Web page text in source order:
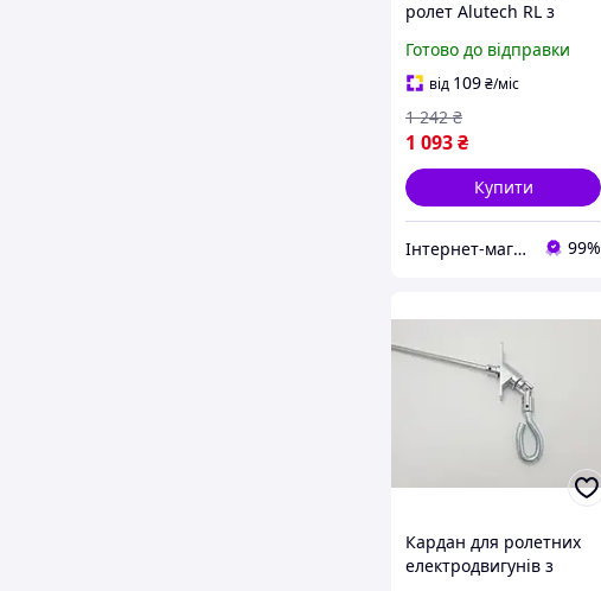
ролет Alutech RL з
нижню планку
Готово до відправки
від 109₴/міс
1 093₴
1 242 ₴
Купити
Інтернет-магазин запчастин до вікон, дверей, жалюзі, ролетів "WENTANA" 99%
Кардан для ролетних
електродвигунів з